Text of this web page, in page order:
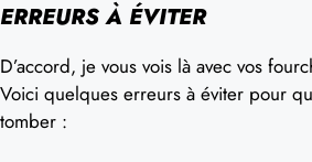
ERREURS À ÉVITER
D’accord, je vous vois là avec vos
Voici quelques erreurs à éviter pour
tomber :